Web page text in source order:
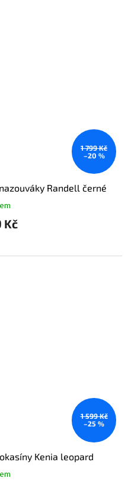
1 799 Kč
–20 %
Randell černé
Kč
1 599 Kč
–25 %
Kenia leopard